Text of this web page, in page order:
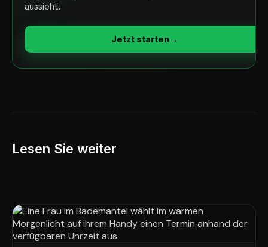
aussieht.
Jetzt starten→
Lesen Sie weiter